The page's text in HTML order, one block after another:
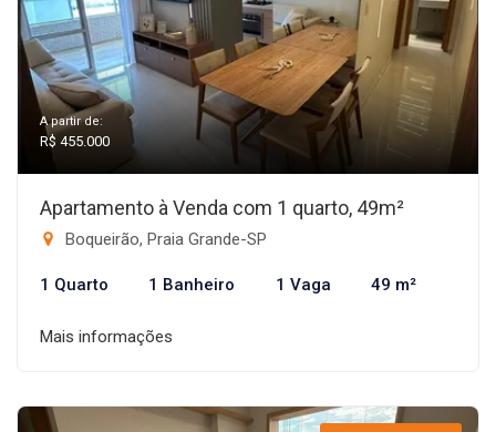
A partir de:
R$ 455.000
Apartamento à Venda com 1 quarto, 49m²
Boqueirão, Praia Grande-SP
1 Quarto 1 Banheiro 1 Vaga 49 m²
Mais informações